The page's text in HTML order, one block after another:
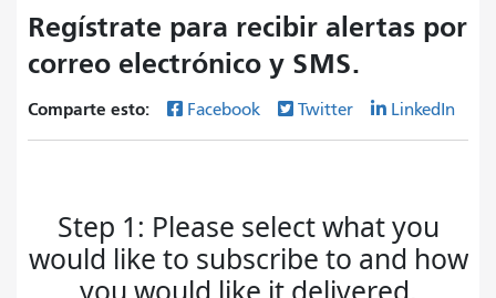
Regístrate para recibir alertas por
correo electrónico y SMS.
Comparte esto: Facebook Twitter LinkedIn